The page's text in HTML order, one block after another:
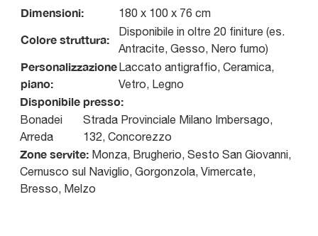
Dimensioni: 180 x 100 x 76 cm
Colore struttura:
Disponibile in oltre 20 finiture (es.
Antracite, Gesso, Nero fumo)
Personalizzazione
piano:
Laccato antigraffio, Ceramica,
Vetro, Legno
Disponibile presso:
Bonadei
Arreda
Strada Provinciale Milano Imbersago,
132, Concorezzo
Zone servite: Monza, Brugherio, Sesto San Giovanni,
Cernusco sul Naviglio, Gorgonzola, Vimercate,
Bresso, Melzo